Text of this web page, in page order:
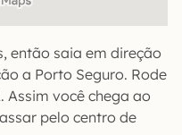
então saia em direção
a Porto Seguro. Rode
Assim você chega ao
pelo centro de